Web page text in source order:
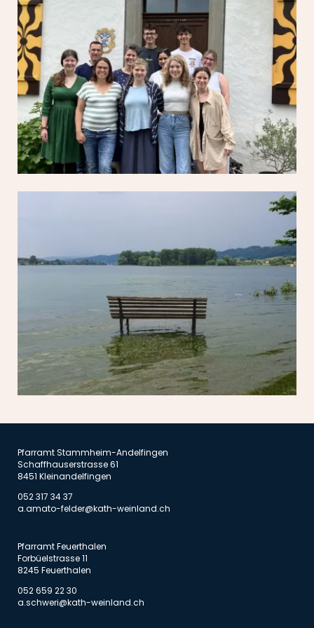
Pfarramt Stammheim-Andelfingen
Schaffhauserstrasse 61
8451 Kleinandelfingen
052 317 34 37
a.amato-felder@kath-weinland.ch
Pfarramt Feuerthalen
Forbüelstrasse 11
8245 Feuerthalen
052 659 22 30
a.schweri@kath-weinland.ch